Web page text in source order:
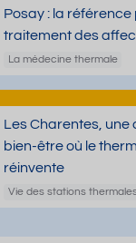
Posay : la référence
traitement des
dermatologiques
La médecine thermale
Les Charentes, une
bien-être où le
réinvente
Vie des stations